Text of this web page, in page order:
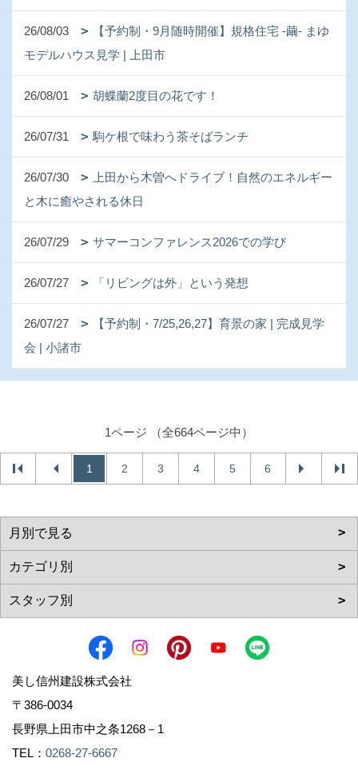
26/08/03
【予約制・9月随時開催】規格住宅 -繭- まゆ
モデルハウス見学 | 上田市
26/08/01 胡蝶蘭2度目の花です！
26/07/31 駒ケ根で味わう茶そばランチ
26/07/30
上田から木曽へドライブ！自然のエネルギー
と木に癒やされる休日
26/07/29 サマーコンファレンス2026での学び
26/07/27 「リビングは外」という発想
26/07/27
【予約制・7/25,26,27】育景の家 | 完成見学
会 | 小諸市
1ページ （全664ページ中）
1 2 3 4 5 6
美し信州建設株式会社
〒386-0034
長野県上田市中之条1268－1
TEL： 0268-27-6667